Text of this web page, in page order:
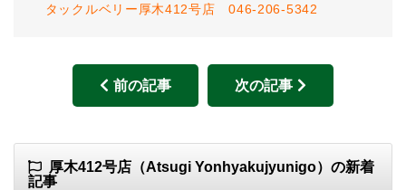
タックルベリー厚木412号店 046-206-5342
前の記事 次の記事
厚木412号店（Atsugi Yonhyakujyunigo）の新着
記事